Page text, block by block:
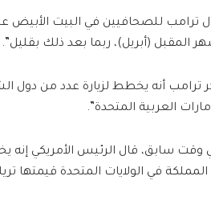
ترامب للصحافيين في البيت الأبيض
المقبل (أبريل)، ربما بعد ذلك بقليل”.
ترامب أنه يخطط لزيارة عدد من دول
العربية المتحدة”.
وقت سابق، قال الرئيس الأمريكي إنه
في الولايات المتحدة قيمتها